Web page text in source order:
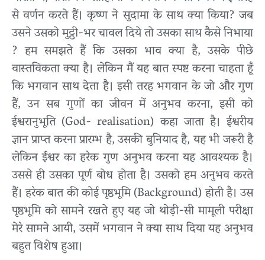
से वर्णन करते हैं। कृष्ण ने सुदामा के साथ क्या किया? जब
उसने उसको मुट्ठी-भर चावल दिये तो उसका साथ कैसे निभाया
? हम समझते हैं कि उसका भाव क्या है, उसके पीछे
वास्तविकता क्या है। लेकिन मैं यह बात स्पष्ट करना चाहता हूँ
कि भगवान साथ देता है। इसी तरह भगवान के जो और गुण
हैं, उन सब गुणों का जीवन में अनुभव करना, इसी को
ईश्वरानुभूति (God- realisation) कहा जाता है। ईश्वरीय
ज्ञान प्राप्त करना प्रारम्भ है, उसकी बुनियाद है, यह भी जरूरी है
लेकिन ईश्वर का हरेक गुण अनुभव करना यह आवश्यक है।
उससे ही उसका पूर्ण बोध होता है। उसको हम अनुभव करते
हैं। हरेक बात की कोई पृष्ठभूमि (Background) होती है। उस
पृष्ठभूमि को सामने रखते हुए यह जो थोड़ी-सी मामूली परीक्षा
मेरे सामने आयी, उसमें भगवान ने क्या साथ दिया यह अनुभव
बहुत विशेष हुआ।